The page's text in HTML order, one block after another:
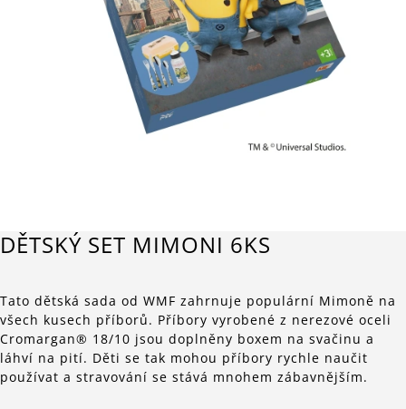
DĚTSKÝ SET MIMONI 6KS
Tato dětská sada od WMF zahrnuje populární Mimoně na
všech kusech příborů. Příbory vyrobené z nerezové oceli
Cromargan® 18/10 jsou doplněny boxem na svačinu a
láhví na pití. Děti se tak mohou příbory rychle naučit
používat a stravování se stává mnohem zábavnějším.